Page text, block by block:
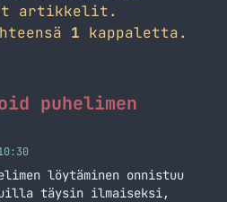
artikkelit.
1 kappaletta.
puhelimen
löytäminen onnistuu
täysin ilmaiseksi,